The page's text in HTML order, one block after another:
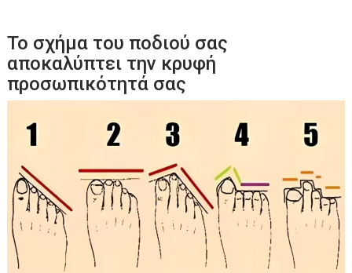
Το σχήμα του ποδιού σας
αποκαλύπτει την κρυφή
προσωπικότητά σας